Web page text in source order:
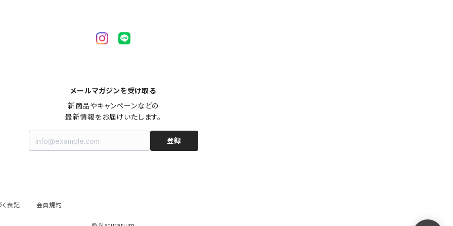
メールマガジンを受け取る
新商品やキャンペーンなどの
最新情報をお届けいたします。
登録
表記 会員規約